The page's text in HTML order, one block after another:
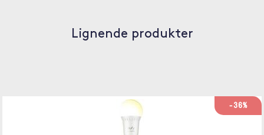
Lignende produkter
-36%